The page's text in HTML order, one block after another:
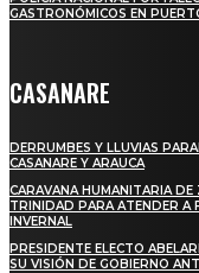
GASTRONÓMICOS EN
CASANARE
DERRUMBES Y LLUVIAS
CASANARE Y ARAUCA
CARAVANA HUMANITARIA
TRINIDAD PARA ATENDER A
INVERNAL
PRESIDENTE ELECTO
SU VISIÓN DE GOBIERNO